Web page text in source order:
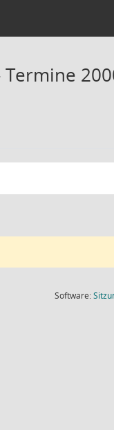
Software: